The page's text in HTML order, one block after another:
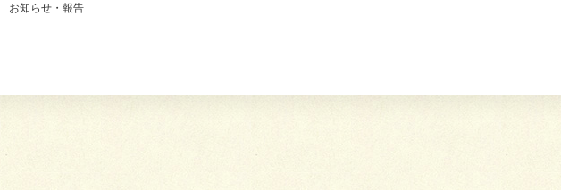
お知らせ・報告